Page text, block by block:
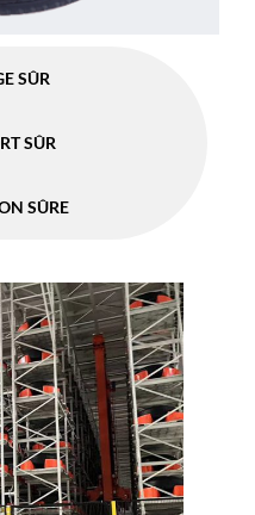
SÛR
SÛR
SÛRE